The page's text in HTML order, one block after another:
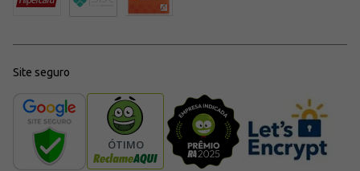
Site seguro